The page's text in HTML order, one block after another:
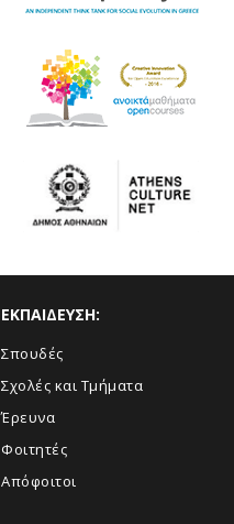
ΕΚΠΑΙΔΕΥΣΗ:
Σπουδές
Σχολές και Τμήματα
Έρευνα
Φοιτητές
Απόφοιτοι